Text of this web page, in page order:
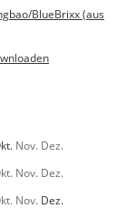
BlueBrixx (aus
Nov. Dez.
Nov. Dez.
Nov. Dez.